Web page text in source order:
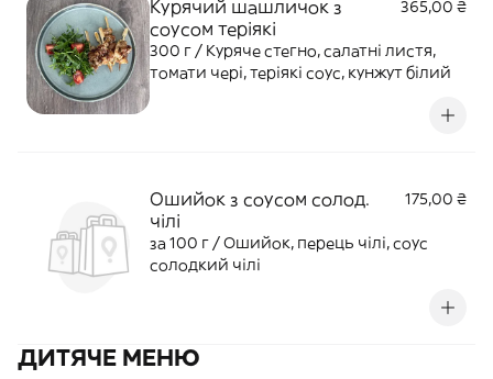
Курячий шашличок з
соусом теріякі
365,00 ₴
300 г / Куряче стегно, салатні листя,
томати чері, теріякі соус, кунжут білий
Ошийок з соусом солод.
чілі
175,00 ₴
за 100 г / Ошийок, перець чілі, соус
солодкий чілі
ДИТЯЧЕ МЕНЮ